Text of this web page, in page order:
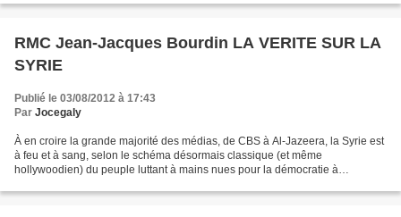
RMC Jean-Jacques Bourdin LA VERITE SUR LA
SYRIE
Publié le 03/08/2012 à 17:43
Par Jocegaly
À en croire la grande majorité des médias, de CBS à Al-Jazeera, la Syrie est
à feu et à sang, selon le schéma désormais classique (et même
hollywoodien) du peuple luttant à mains nues pour la démocratie à